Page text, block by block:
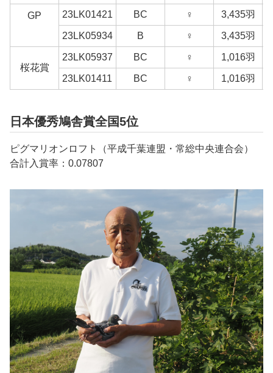
GP 23LK01421 BC ♀ 3,435羽
23LK05934 B ♀ 3,435羽
桜花賞
23LK05937 BC ♀ 1,016羽
23LK01411 BC ♀ 1,016羽
日本優秀鳩舎賞全国5位
ピグマリオンロフト（平成千葉連盟・常総中央連合会）
合計入賞率：0.07807